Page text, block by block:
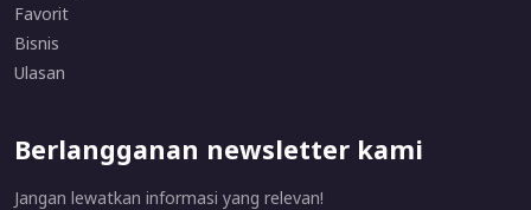
Favorit
Bisnis
Ulasan
Berlangganan newsletter kami
Jangan lewatkan informasi yang relevan!